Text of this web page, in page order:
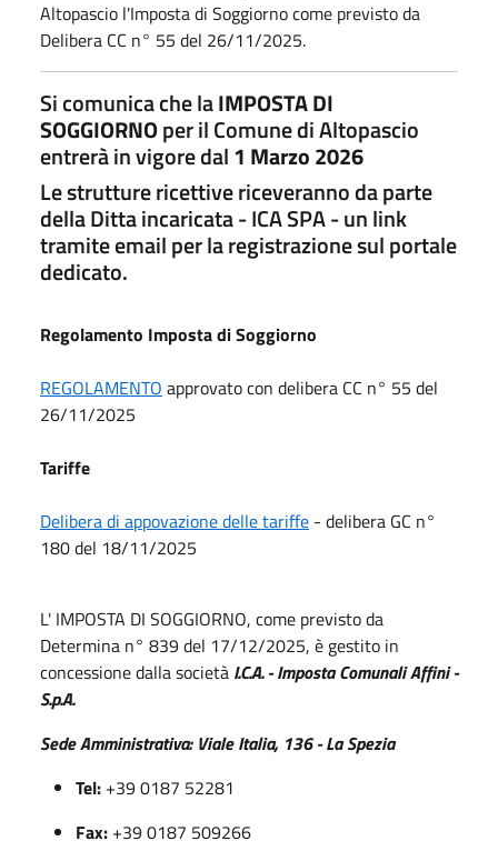
Altopascio l'Imposta di Soggiorno come previsto da
Delibera CC n° 55 del 26/11/2025.
Si comunica che laIMPOSTA DI
SOGGIORNOper il Comune di Altopascio
entrerà in vigore dal1 Marzo 2026
Le strutture ricettive riceveranno da parte
della Ditta incaricata - ICA SPA - un link
tramite email per la registrazione sul portale
dedicato.
Regolamento Imposta di Soggiorno
REGOLAMENTO approvato con delibera CC n° 55 del
26/11/2025
Tariffe
Delibera di appovazione delle tariffe - delibera GC n°
180 del 18/11/2025
L' IMPOSTA DI SOGGIORNO, come previsto da
Determina n° 839 del 17/12/2025, è gestito in
concessione dalla società I.C.A. - Imposta Comunali Affini -
S.p.A.
Sede Amministrativa:Viale Italia, 136 - La Spezia
Tel: +39 0187 52281
Fax: +39 0187 509266